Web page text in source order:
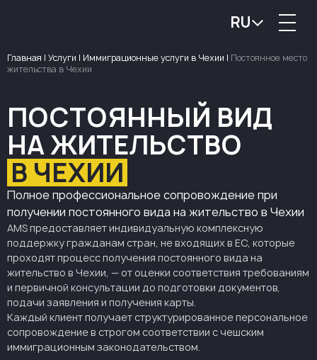
RU
Главная | Услуги | Иммиграционные услуги в Чехии | Постоянное место
жительства в Чехии
ПОСТОЯННЫЙ ВИД
НА ЖИТЕЛЬСТВО
В ЧЕХИИ
Полное профессиональное сопровождение при
получении постоянного вида на жительство в Чехии
AMS предоставляет индивидуальную комплексную
поддержку гражданам стран, не входящих в ЕС, которые
проходят процесс получения постоянного вида на
жительство в Чехии, — от оценки соответствия требованиям
и первичной консультации до подготовки документов,
подачи заявления и получения карты.
Каждый клиент получает структурированное персональное
сопровождение в строгом соответствии с чешским
иммиграционным законодательством.